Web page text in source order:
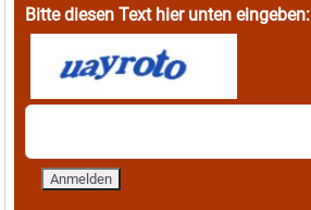
Bitte diesen Text hier unten eingeben: